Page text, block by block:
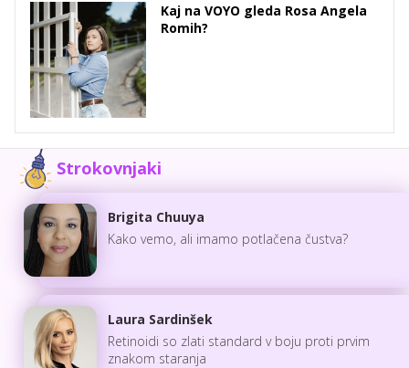
Kaj na VOYO gleda Rosa Angela
Romih?
Strokovnjaki
Brigita Chuuya
Kako vemo, ali imamo potlačena čustva?
Laura Sardinšek
Retinoidi so zlati standard v boju proti prvim
znakom staranja